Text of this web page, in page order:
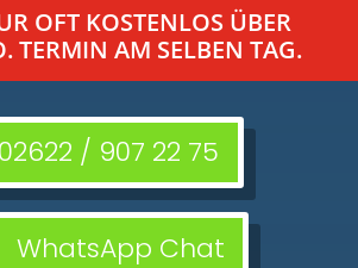
OFT KOSTENLOS ÜBER
TERMIN AM SELBEN TAG.
02622 / 907 22 75
WhatsApp Chat